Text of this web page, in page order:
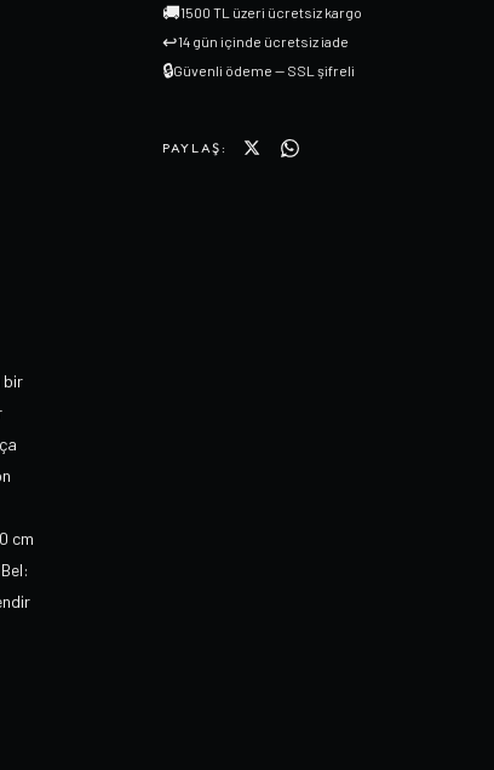
🚚1500 TL üzeri ücretsiz kargo
↩14 gün içinde ücretsiz iade
🔒Güvenli ödeme — SSL şifreli
PAYLAŞ:
bir
cm